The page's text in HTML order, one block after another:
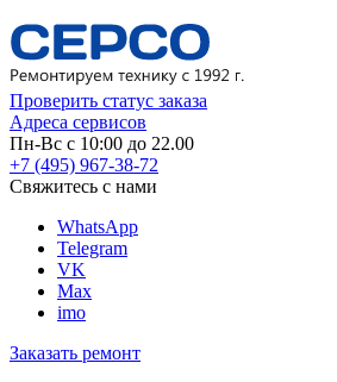
Проверить статус заказа
Адреса сервисов
Пн-Вс с 10:00 до 22.00
+7 (495) 967-38-72
Свяжитесь с нами
WhatsApp
Telegram
VK
Max
imo
Заказать ремонт